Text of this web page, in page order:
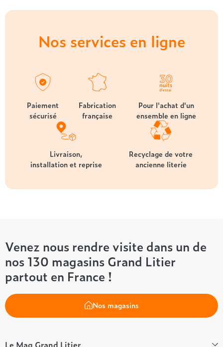
Nos services en ligne
Paiement
sécurisé
Fabrication
française
Pour l'achat d'un
ensemble en ligne
Livraison,
installation et reprise
Recyclage de votre
ancienne literie
Venez nous rendre visite dans un de
nos 130 magasins Grand Litier
partout en France !
Nos magasins